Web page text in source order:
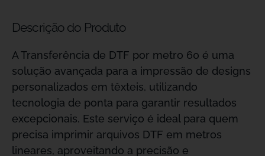
Descrição do Produto
A Transferência de DTF por metro 60 é uma
solução avançada para a impressão de designs
personalizados em têxteis, utilizando
tecnologia de ponta para garantir resultados
excepcionais. Este serviço é ideal para quem
precisa imprimir arquivos DTF em metros
lineares, aproveitando a precisão e